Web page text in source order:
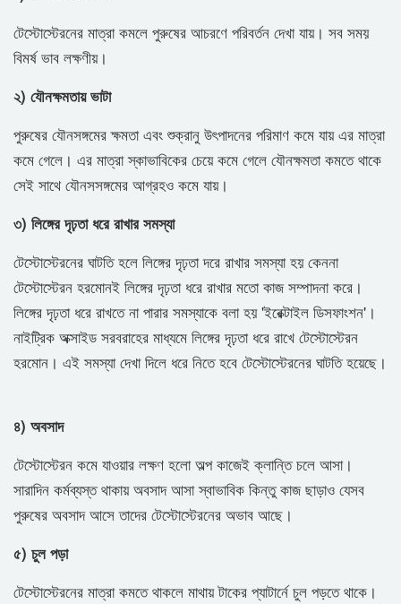
টেস্টোস্টেরনের মাত্রা কমলে পুরুষের আচরণে পরিবর্তন দেখা যায়। সব সময়
বিমর্ষ ভাব লক্ষণীয়।
২) যৌনক্ষমতায় ভাটা
পুরুষের যৌনসঙ্গমের ক্ষমতা এবং শুক্রানু উৎপাদনের পরিমাণ কমে যায় এর মাত্রা
কমে গেলে। এর মাত্রা স্কাভাবিকের চেয়ে কমে গেলে যৌনক্ষমতা কমতে থাকে
সেই সাথে যৌনসসঙ্গমের আগ্রহও কমে যায়।
৩) লিঙ্গের দৃঢ়তা ধরে রাখার সমস্যা
টেস্টোস্টেরনের ঘাটতি হলে লিঙ্গের দৃঢ়তা দরে রাখার সমস্যা হয় কেননা
টেস্টোস্টেরন হরমোনই লিঙ্গের দৃঢ়তা ধরে রাখার মতো কাজ সম্পাদনা করে।
লিঙ্গের দৃঢ়তা ধরে রাখতে না পারার সমস্যাকে বলা হয় 'ইরেক্টাইল ডিসফাংশন'।
নাইট্রিক অক্সাইড সরবরাহের মাধ্যমে লিঙ্গের দৃঢ়তা ধরে রাখে টেস্টোস্টেরন
হরমোন। এই সমস্যা দেখা দিলে ধরে নিতে হবে টেস্টোস্টেরনের ঘাটতি হয়েছে।
৪) অবসাদ
টেস্টোস্টেরন কমে যাওয়ার লক্ষণ হলো অল্প কাজেই ক্লান্তি চলে আসা।
সারাদিন কর্মব্যস্ত থাকায় অবসাদ আসা স্বাভাবিক কিন্তু কাজ ছাড়াও যেসব
পুরুষের অবসাদ আসে তাদের টেস্টোস্টেরনের অভাব আছে।
৫) চুল পড়া
টেস্টোস্টেরনের মাত্রা কমতে থাকলে মাথায় টাকের প্যাটার্নে চুল পড়তে থাকে।